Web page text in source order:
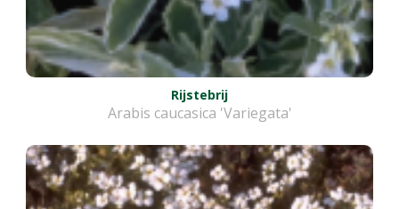
Rijstebrij
Arabis caucasica 'Variegata'